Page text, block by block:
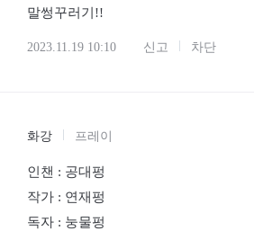
말썽꾸러기!!
2023.11.19 10:10 신고 차단
화강 프레이
인챈 : 공대펑
작가 : 연재펑
독자 : 눙물펑